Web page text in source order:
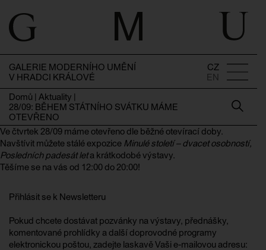
GALERIE MODERNÍHO UMĚNÍ
V HRADCI KRÁLOVÉ
CZ
EN
Domů | Aktuality |
28/09: BĚHEM STÁTNÍHO SVÁTKU MÁME
OTEVŘENO
Ve čtvrtek 28/09 máme otevřeno dle běžné otevírací doby.
Navštívit můžete stálé expozice Minulé století – dvacet osobností,
Posledních padesát leta krátkodobé výstavy.
Těšíme se na vás od 12:00 do 20:00!
Přihlásit se k Newsletteru
Pokud chcete dostávat pozvánky na výstavy, přednášky,
komentované prohlídky a další doprovodné programy
elektronickou poštou, zadejte laskavě Vaši e-mailovou adresu: